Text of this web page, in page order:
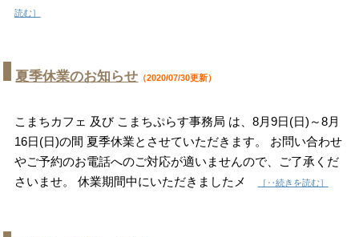
読む］
夏季休業のお知らせ （2020/07/30更新）
こまちカフェ 及び こまちぷらす事務局 は、8月9日(日)～8月
16日(日)の間 夏季休業とさせていただきます。 お問い合わせ
やご予約のお電話へのご対応が適いませんので、ご了承くだ
さいませ。 休業期間中にいただきましたメ
［‥続きを読む］